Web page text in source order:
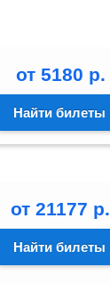
от 5180 р.
Найти билеты
от 21177 р.
Найти билеты